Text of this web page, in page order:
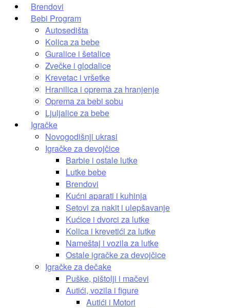
Brendovi
Bebi Program
Autosedišta
Kolica za bebe
Guralice i šetalice
Zvečke i glodalice
Krevetac i vršetke
Hranilica i oprema za hranjenje
Oprema za bebi sobu
Ljuljalice za bebe
Igračke
Novogodišnji ukrasi
Igračke za devojčice
Barbie i ostale lutke
Lutke bebe
Brendovi
Kućni aparati i kuhinja
Setovi za nakit i ulepšavanje
Kućice i dvorci za lutke
Kolica i krevetići za lutke
Nameštaj i vozila za lutke
Ostale igračke za devojčice
Igračke za dečake
Puške, pištolji i mačevi
Autići, vozila i figure
Autići i Motori